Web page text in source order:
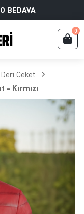
BEDAVA
0
Ceket
Kırmızı